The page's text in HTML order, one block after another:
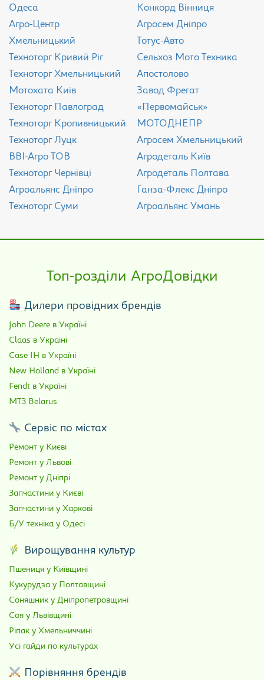
Одеса
Агро-Центр
Хмельницький
Техноторг Кривий Ріг
Техноторг Хмельницький
Мотохата Київ
Техноторг Павлоград
Техноторг Кропивницький
Техноторг Луцк
ВВІ-Агро ТОВ
Техноторг Чернівці
Агроальянс Дніпро
Техноторг Суми
Конкорд Вінниця
Агросем Дніпро
Тотус-Авто
Сельхоз Мото Техника
Апостолово
Завод Фрегат
«Первомайськ»
МОТОДНЕПР
Агросем Хмельницький
Агродеталь Київ
Агродеталь Полтава
Ганза-Флекс Дніпро
Агроальянс Умань
Топ-розділи АгроДовідки
Дилери провідних брендів
John Deere в Україні
Claas в Україні
Case IH в Україні
New Holland в Україні
Fendt в Україні
МТЗ Belarus
Сервіс по містах
Ремонт у Києві
Ремонт у Львові
Ремонт у Дніпрі
Запчастини у Києві
Запчастини у Харкові
Б/У техніка у Одесі
Вирощування культур
Пшениця у Київщині
Кукурудза у Полтавщині
Соняшник у Дніпропетровщині
Соя у Львівщині
Ріпак у Хмельниччині
Усі гайди по культурах
Порівняння брендів